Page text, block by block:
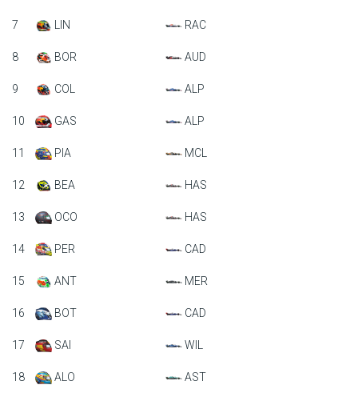
7 LIN RAC
8 BOR AUD
9 COL ALP
10 GAS ALP
11 PIA MCL
12 BEA HAS
13 OCO HAS
14 PER CAD
15 ANT MER
16 BOT CAD
17 SAI WIL
18 ALO AST